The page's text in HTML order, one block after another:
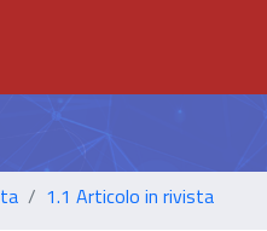
1.1 Articolo in rivista